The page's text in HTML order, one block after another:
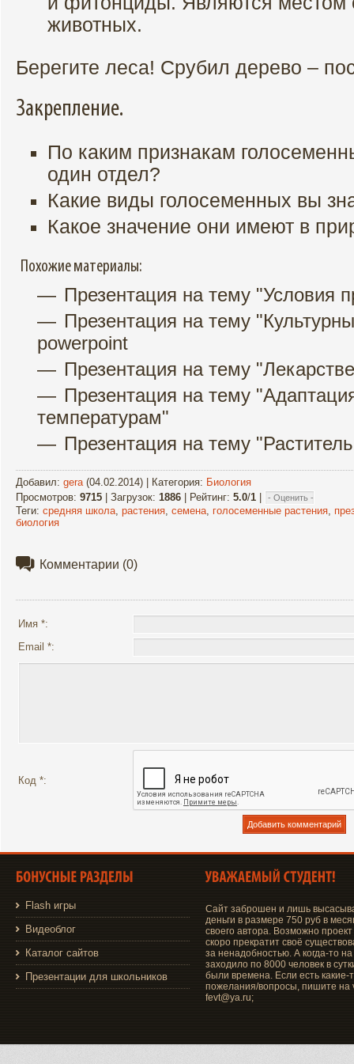
животных.
Берегите леса! Срубил дерево –
Закрепление.
По каким признакам
один отдел?
Какие виды голосеменных вы
Какое значение они имеют в
Похожие материалы:
Презентация на тему "Условия
Презентация на тему
powerpoint
Презентация на тему
температурам"
Презентация на тему
Добавил: gera (04.02.2014) | Категория: Биология
Просмотров: 9715 | Загрузок: 1886 | Рейтинг: 5.0/1 |
Теги: средняя школа растения семена голосеменные растения
биология
Комментарии (0)
Имя *:
Email *:
Код *:
Flash игры
Видеоблог
Каталог сайтов
Презентации для школьников
Сайт заброшен и лишь
деньги в размере 750 руб в
своего автора. Возможно проект
скоро прекратит своё
за ненадобностью. А когда-то на
заходило по 8000 человек в
были времена. Если есть какие-
пожелания/вопросы, пишите на
fevt@ya.ru;